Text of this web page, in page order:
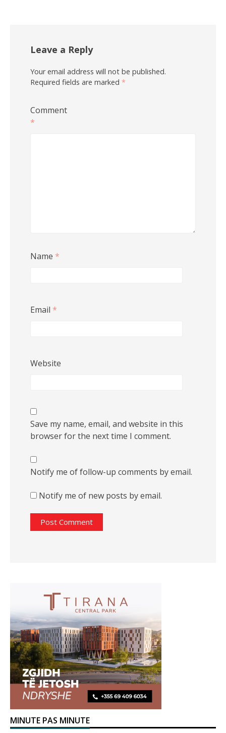
Leave a Reply
Your email address will not be published.
Required fields are marked *
Comment
*
Name *
Email *
Website
Save my name, email, and website in this
browser for the next time I comment.
Notify me of follow-up comments by email.
Notify me of new posts by email.
MINUTE PAS MINUTE